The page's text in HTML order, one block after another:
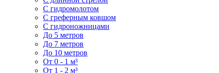
С гидромолотом
С греферным ковшом
С гидроножницами
До 5 метров
До 7 метров
До 10 метров
От 0 - 1 м³
От 1 - 2 м³